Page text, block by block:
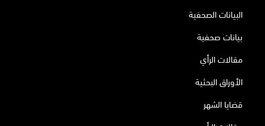
البيانات الصحفية
بيانات صحفية
مقالات الرأي
الأوراق البحثية
قضايا الشهر